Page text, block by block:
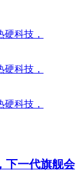
下一代旗舰会